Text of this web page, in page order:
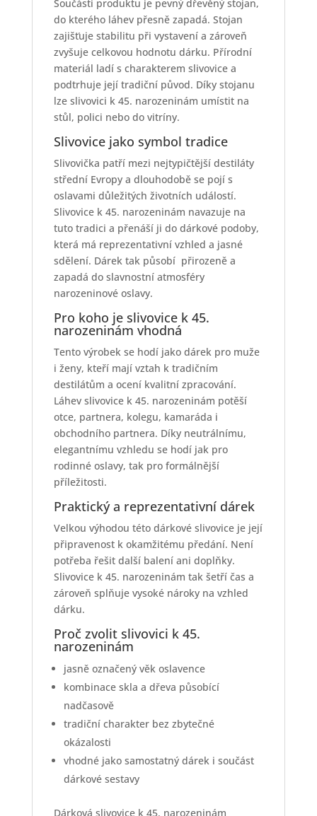
Součástí produktu je pevný dřevěný stojan,
do kterého láhev přesně zapadá. Stojan
zajišťuje stabilitu při vystavení a zároveň
zvyšuje celkovou hodnotu dárku. Přírodní
materiál ladí s charakterem slivovice a
podtrhuje její tradiční původ. Díky stojanu
lze slivovici k 45. narozeninám umístit na
stůl, polici nebo do vitríny.
Slivovice jako symbol tradice
Slivovička patří mezi nejtypičtější destiláty
střední Evropy a dlouhodobě se pojí s
oslavami důležitých životních událostí.
Slivovice k 45. narozeninám navazuje na
tuto tradici a přenáší ji do dárkové podoby,
která má reprezentativní vzhled a jasné
sdělení. Dárek tak působí přirozeně a
zapadá do slavnostní atmosféry
narozeninové oslavy.
Pro koho je slivovice k 45.
narozeninám vhodná
Tento výrobek se hodí jako dárek pro muže
i ženy, kteří mají vztah k tradičním
destilátům a ocení kvalitní zpracování.
Láhev slivovice k 45. narozeninám potěší
otce, partnera, kolegu, kamaráda i
obchodního partnera. Díky neutrálnímu,
elegantnímu vzhledu se hodí jak pro
rodinné oslavy, tak pro formálnější
příležitosti.
Praktický a reprezentativní dárek
Velkou výhodou této dárkové slivovice je její
připravenost k okamžitému předání. Není
potřeba řešit další balení ani doplňky.
Slivovice k 45. narozeninám tak šetří čas a
zároveň splňuje vysoké nároky na vzhled
dárku.
Proč zvolit slivovici k 45.
narozeninám
jasně označený věk oslavence
kombinace skla a dřeva působící
nadčasově
tradiční charakter bez zbytečné
okázalosti
vhodné jako samostatný dárek i součást
dárkové sestavy
Dárková slivovice k 45. narozeninám